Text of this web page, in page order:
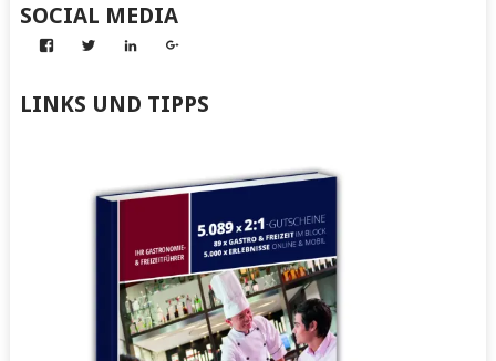
SOCIAL MEDIA
Profil
Nachmachen
Profil
Kapff
Profil
Kapff
Profil
Kapff
LINKS UND TIPPS